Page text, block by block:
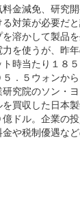
金減免、研究
対策が必要だ
溶かして製品
を使うが、昨
時当たり１８
５．５ウォンか
研究院のソン・
を買収した日本
ドル。企業の
や税制優遇な